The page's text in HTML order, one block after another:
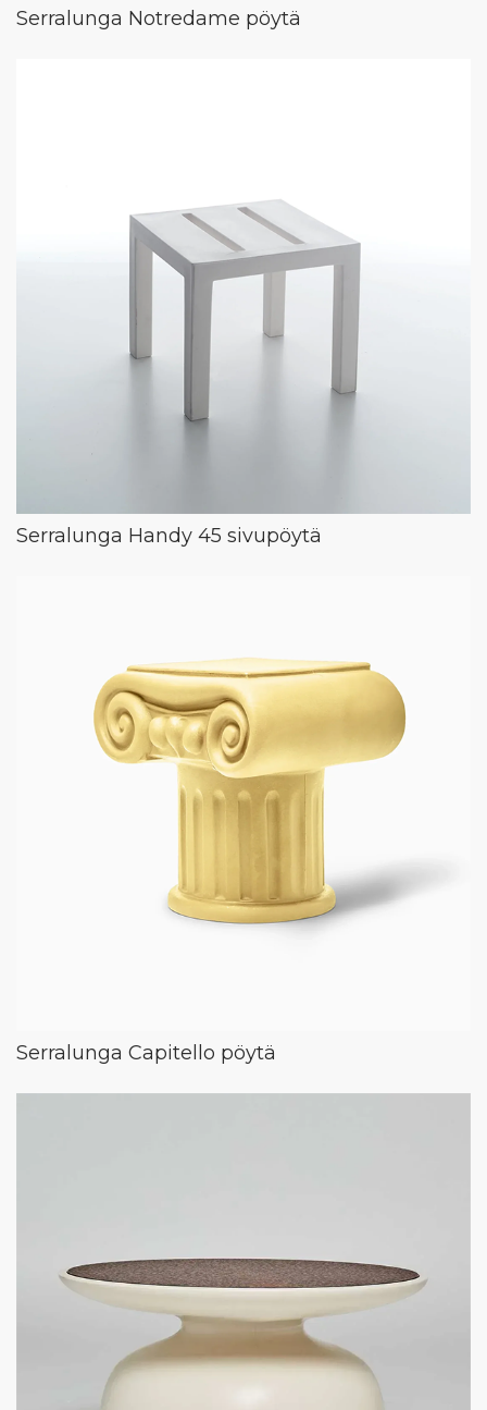
Serralunga Notredame pöytä
Serralunga Handy 45 sivupöytä
Serralunga Capitello pöytä